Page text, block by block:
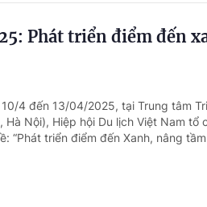
Phát triển điểm đến
4 đến 13/04/2025, tại Trung tâm
Hà Nội), Hiệp hội Du lịch Việt Nam
“Phát triển điểm đến Xanh, nâng